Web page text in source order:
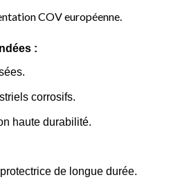
COV européenne.
:
corrosifs.
haute durabilité.
de longue durée.